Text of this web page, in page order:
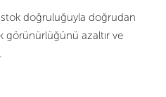
doğruluğuyla doğrudan
görünürlüğünü azaltır ve